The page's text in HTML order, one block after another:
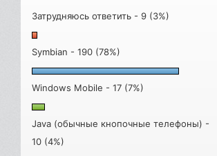
Затрудняюсь ответить - 9 (3%)
Symbian - 190 (78%)
Windows Mobile - 17 (7%)
Java (обычные кнопочные телефоны) -
10 (4%)